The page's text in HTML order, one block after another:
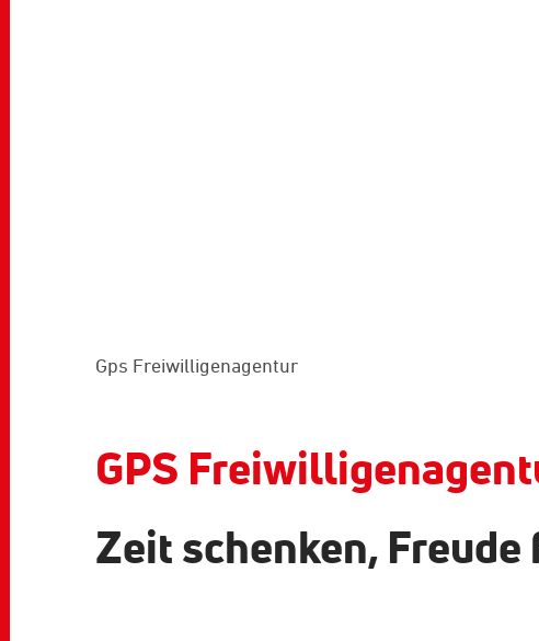
Gps Freiwilligenagentur
GPS
Zeit schenken,